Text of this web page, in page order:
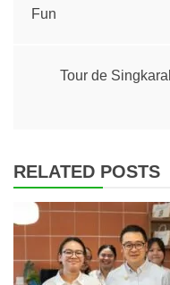
Fun
Tour de
RELATED POSTS